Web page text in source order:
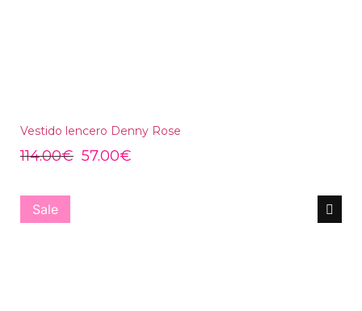
Vestido lencero Denny Rose
114.00€ 57.00€
Sale